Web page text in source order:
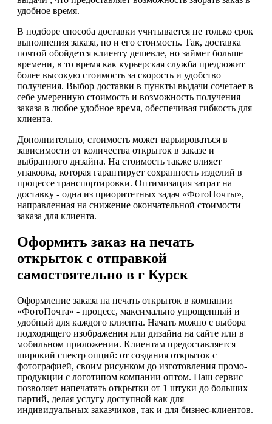
удобное время.
В подборе способа доставки учитывается не только срок
выполнения заказа, но и его стоимость. Так, доставка
почтой обойдется клиенту дешевле, но займет больше
времени, в то время как курьерская служба предложит
более высокую стоимость за скорость и удобство
получения. Выбор доставки в пункты выдачи сочетает в
себе умеренную стоимость и возможность получения
заказа в любое удобное время, обеспечивая гибкость для
клиента.
Дополнительно, стоимость может варьироваться в
зависимости от количества открыток в заказе и
выбранного дизайна. На стоимость также влияет
упаковка, которая гарантирует сохранность изделий в
процессе транспортировки. Оптимизация затрат на
доставку - одна из приоритетных задач «ФотоПочты»,
направленная на снижение окончательной стоимости
заказа для клиента.
Оформить заказ на печать
открыток с отправкой
самостоятельно в г Курск
Оформление заказа на печать открыток в компании
«ФотоПочта» - процесс, максимально упрощенный и
удобный для каждого клиента. Начать можно с выбора
подходящего изображения или дизайна на сайте или в
мобильном приложении. Клиентам предоставляется
широкий спектр опций: от создания открыток с
фотографией, своим рисунком до изготовления промо-
продукции с логотипом компании оптом. Наш сервис
позволяет напечатать открытки от 1 штуки до больших
партий, делая услугу доступной как для
индивидуальных заказчиков, так и для бизнес-клиентов.